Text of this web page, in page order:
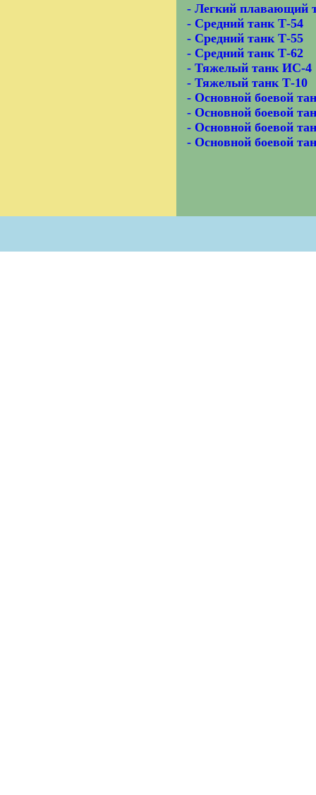
- Легкий плавающий
- Средний танк Т-54
- Средний танк Т-55
- Средний танк Т-62
- Тяжелый танк ИС-4
- Тяжелый танк Т-10
- Основной боевой
- Основной боевой
- Основной боевой
- Основной боевой